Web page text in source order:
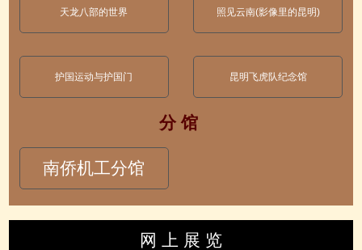
天龙八部的世界 照见云南(影像里的昆明)
护国运动与护国门 昆明飞虎队纪念馆
分 馆
南侨机工分馆
网 上 展 览